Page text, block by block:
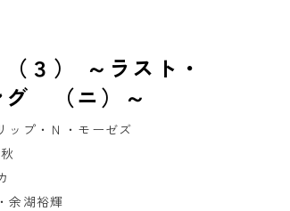
３） ～ラスト・
グ （ニ）～
ップ・Ｎ・モーゼズ
余湖裕輝